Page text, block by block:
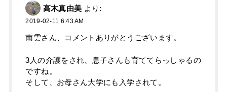
高木真由美 より:
2019-02-11 6:43 AM
南雲さん、コメントありがとうございます。
3人の介護をされ、息子さんも育ててらっしゃるの
ですね。
そして、お母さん大学にも入学されて。